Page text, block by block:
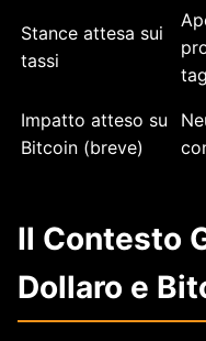
Stance attesa sui
tassi
Impatto atteso su
Bitcoin (breve)
Il Contesto
Dollaro e